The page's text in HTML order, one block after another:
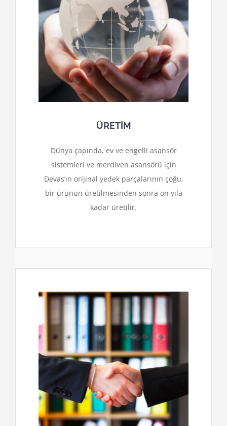
ÜRETİM
Dünya çapında, ev ve engelli asansör
sistemleri ve merdiven asansörü için
Devas’ın orijinal yedek parçalarının çoğu,
bir ürünün üretilmesinden sonra on yıla
kadar üretilir.